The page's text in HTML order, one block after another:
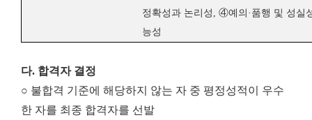
정확성과 논리성 ,④예의 · 품행 및 성실
능성
다. 합격자 결정
○ 불합격 기준에 해당하지 않는 자 중 평정성적이 우수
한 자를 최종 합격자를 선발